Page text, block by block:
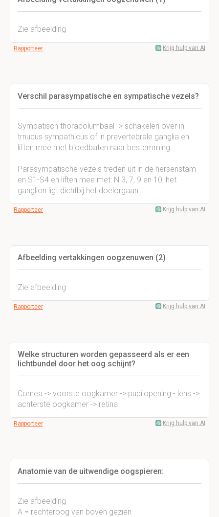
Zie afbeelding
Rapporteer Krijg hulp van AI
Verschil parasympatische en sympatische vezels?
Sympatisch thoracolumbaal -> schakelen over in
trnucus sympathicus of in prevertebrale ganglia en
liften mee met bloedbaten naar bestemming
Parasympatische vezels treden uit in de hersenstam
en S1-S4 en liften mee met: N 3, 7, 9 en 10, het
ganglion ligt dichtbij het doelorgaan
Rapporteer Krijg hulp van AI
Afbeelding vertakkingen oogzenuwen (2)
Zie afbeelding
Rapporteer Krijg hulp van AI
Welke structuren worden gepasseerd als er een
lichtbundel door het oog schijnt?
Cornea -> voorste oogkamer -> pupilopening - lens ->
achterste oogkamer -> retina
Rapporteer Krijg hulp van AI
Anatomie van de uitwendige oogspieren:
Zie afbeelding
A = rechteroog van boven gezien